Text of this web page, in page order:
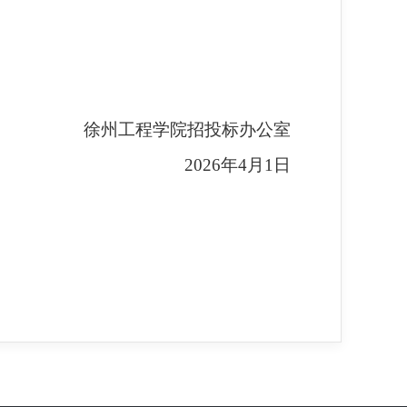
徐州工程学院招投标办公室
2026年4月1日